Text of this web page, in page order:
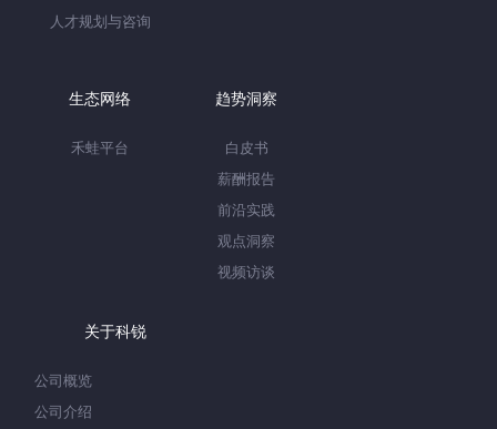
人才规划与咨询
生态网络
禾蛙平台
趋势洞察
白皮书
薪酬报告
前沿实践
观点洞察
视频访谈
关于科锐
公司概览
公司介绍